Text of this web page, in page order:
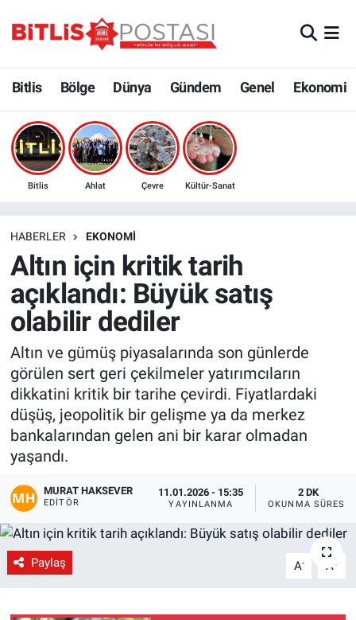
Bitlis Bölge Dünya Gündem Genel Ekonomi
Bitlis Ahlat Çevre Kültür-Sanat
HABERLER EKONOMI
Altın için kritik tarih
açıklandı: Büyük satış
olabilir dediler
Altın ve gümüş piyasalarında son günlerde
görülen sert geri çekilmeler yatırımcıların
dikkatini kritik bir tarihe çevirdi. Fiyatlardaki
düşüş, jeopolitik bir gelişme ya da merkez
bankalarından gelen ani bir karar olmadan
yaşandı.
MURAT HAKSEVER
EDITÖR
11.01.2026 - 15:35
YAYINLANMA
2 DK
OKUNMA SÜRESI
Paylaş A- A +
Bölge
Çevre
Eğitim
Ekonomi
Genel
Gündem
Kültür-Sanat
Magazin
Politika
Resmi İlanlar
Bitlis Trafik Yoğunluk Haritası
Süper Lig Puan Durumu ve Fikstür
Son Dakika Haberleri
Haber Arşivi